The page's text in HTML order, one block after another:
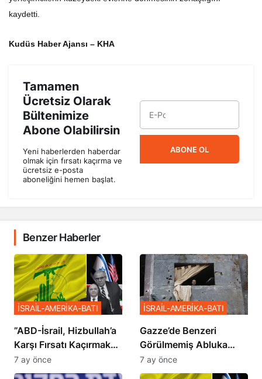
kaydetti.
Kudüs Haber Ajansı – KHA
Tamamen
Ücretsiz Olarak
Bültenimize
Abone Olabilirsin
Yeni haberlerden haberdar
olmak için fırsatı kaçırma ve
ücretsiz e-posta
aboneliğini hemen başlat.
ABONE OL
Benzer Haberler
​​​​​​​”ABD-İsrail, Hizbullah’a
Karşı Fırsatı Kaçırmak
İstemiyor”
İSRAİL-AMERİKA-BATI
7 ay önce
​​​​​​​Gazze’de Benzeri
Görülmemiş Abluka
Planı
İSRAİL-AMERİKA-BATI
7 ay önce